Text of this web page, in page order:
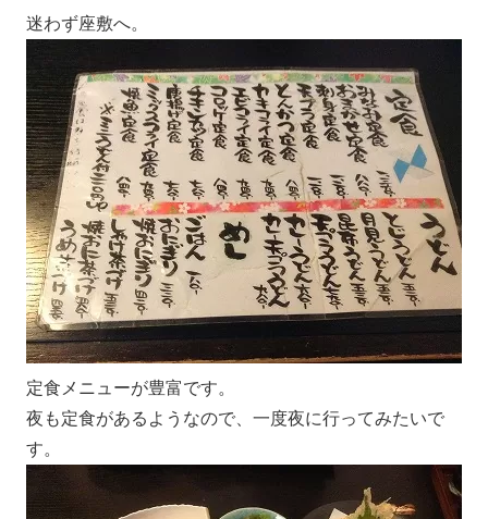
迷わず座敷へ。
定食メニューが豊富です。
夜も定食があるようなので、一度夜に行ってみたいで
す。